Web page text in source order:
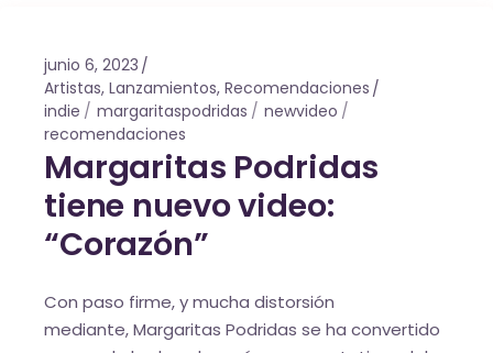
junio 6, 2023
Artistas, Lanzamientos, Recomendaciones
indie
margaritaspodridas
newvideo
recomendaciones
Margaritas Podridas
tiene nuevo video:
“Corazón”
Con paso firme, y mucha distorsión
mediante, Margaritas Podridas se ha convertido